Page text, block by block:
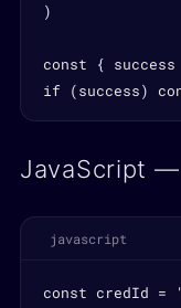
)
const {
if (success)
JavaScript
javascript
const credId =